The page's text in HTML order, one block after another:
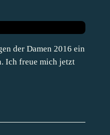
der Damen 2016 ein
Ich freue mich jetzt